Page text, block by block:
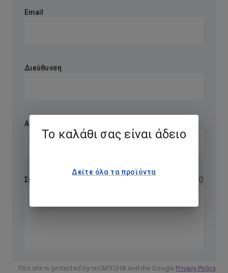
Email
Διεύθυνση
ΑΦΜ
Συμπληρωματικό μήνυμα 1200
This site is protected by reCAPTCHA and the Google Privacy Policy
Το καλάθι σας είναι άδειο
Δείτε όλα τα προϊόντα